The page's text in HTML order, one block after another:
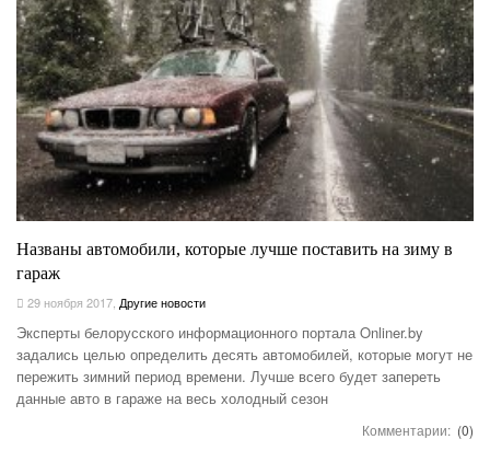
Названы автомобили, которые лучше поставить на зиму в
гараж
29 ноября 2017 Другие новости
Эксперты белорусского информационного портала Onliner.by
задались целью определить десять автомобилей, которые могут не
пережить зимний период времени. Лучше всего будет запереть
данные авто в гараже на весь холодный сезон
Комментарии: (0)